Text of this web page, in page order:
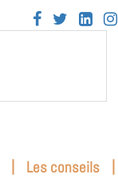
   
| Les conseils |